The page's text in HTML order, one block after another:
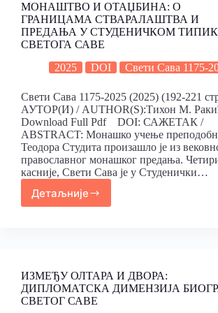
МОНАШТВО И ОТАЏБИНА: О
ГРАНИЦАМА СТВАРАЛАШТВА И
ПРЕДАЊА У СТУДЕНИЧКОМ
СВЕТОГА САВЕ
2025
DOI Свети Сава 1175-
Свети Сава 1175-2025 (2025) (192-221
АУТОР(И) / AUTHOR(S):Тихон М.
Download Full Pdf DOI: САЖЕТАК /
ABSTRACT: Монашко учење
Теодора Студита произашло је из
православног монашког предања.
касније, Свети Сава је у Студенички…
Детаљније
ИЗМЕЂУ ОЛТАРА И ДВОРА:
ДИПЛОМАТСКА ДИМЕНЗИJА
СВЕТОГ САВЕ